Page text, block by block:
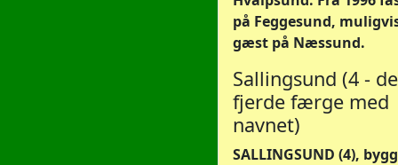
på Feggesund,
gæst på Næssund.
Sallingsund (4 -
fjerde færge med
navnet)
SALLINGSUND (4),